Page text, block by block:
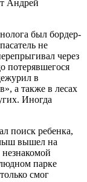
Андрей
был бордер-
не
через
потерявшегося
в
а также в лесах
Иногда
поиск ребенка,
вышел на
парке
смог